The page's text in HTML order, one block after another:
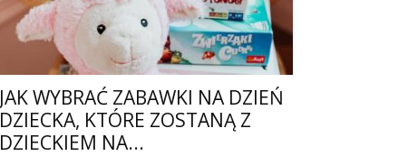
JAK WYBRAĆ ZABAWKI NA DZIEŃ
DZIECKA, KTÓRE ZOSTANĄ Z
DZIECKIEM NA...